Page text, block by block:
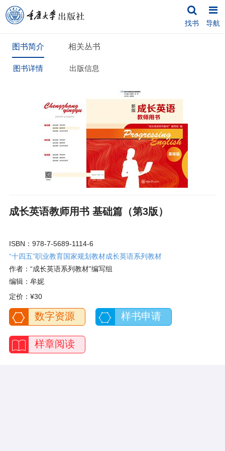
找书 导航
图书简介 相关丛书
图书详情 出版信息
成长英语教师用书 基础篇（第3版）
ISBN：978-7-5689-1114-6
“十四五”职业教育国家规划教材成长英语系列教材
作者：“成长英语系列教材”编写组
编辑：牟妮
定价： ¥30
数字资源 样书申请
样章阅读